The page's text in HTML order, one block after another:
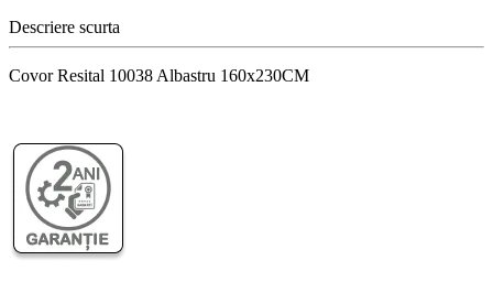
Descriere scurta
Covor Resital 10038 Albastru 160x230CM